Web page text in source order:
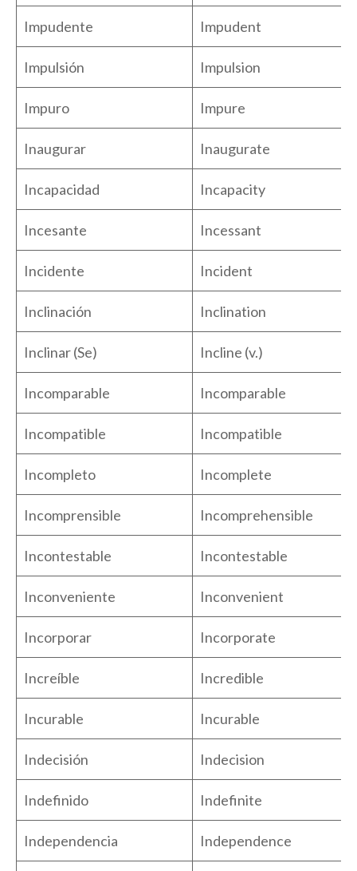
Impudente Impudent
Impulsión Impulsion
Impuro Impure
Inaugurar Inaugurate
Incapacidad Incapacity
Incesante Incessant
Incidente Incident
Inclinación Inclination
Inclinar (Se) Incline (v.)
Incomparable Incomparable
Incompatible Incompatible
Incompleto Incomplete
Incomprensible Incomprehensible
Incontestable Incontestable
Inconveniente Inconvenient
Incorporar Incorporate
Increíble Incredible
Incurable Incurable
Indecisión Indecision
Indefinido Indefinite
Independencia Independence